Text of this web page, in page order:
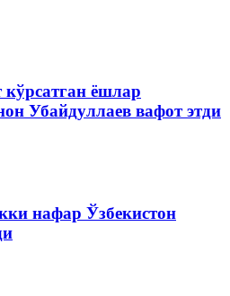
кўрсатган ёшлар
Убайдуллаев вафот этди
нафар Ўзбекистон